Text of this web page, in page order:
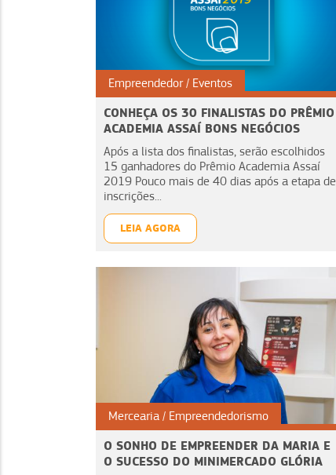
Empreendedor Eventos
CONHEÇA OS 30 FINALISTAS DO PRÊMIO
ACADEMIA ASSAÍ BONS NEGÓCIOS
Após a lista dos finalistas, serão escolhidos
15 ganhadores do Prêmio Academia Assaí
2019 Pouco mais de 40 dias após a etapa de
inscrições...
LEIA AGORA
Mercearia Empreendedorismo
O SONHO DE EMPREENDER DA MARIA E
O SUCESSO DO MINIMERCADO GLÓRIA